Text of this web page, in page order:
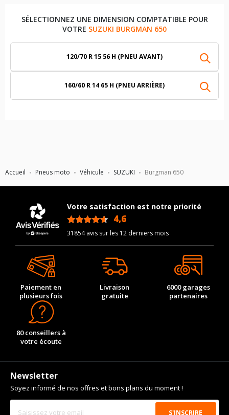
Accueil Pneus moto Véhicule SUZUKI Burgman 650
SÉLECTIONNEZ UNE DIMENSION COMPTATIBLE POUR
VOTRE SUZUKI BURGMAN 650
120/70 R 15 56 H (PNEU AVANT)
160/60 R 14 65 H (PNEU ARRIÈRE)
Votre satisfaction est notre priorité
4,6
31854 avis sur les 12 derniers mois
Paiement en
plusieurs fois
Livraison
gratuite
6000 garages
partenaires
80 conseillers à
votre écoute
Newsletter
Soyez informé de nos offres et bons plans du moment !